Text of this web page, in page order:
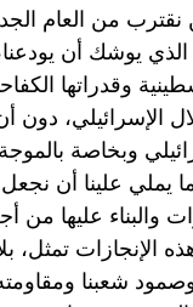
من العام
الذي يوشك أن
وقدراتها
الإسرائيلي،
وبخاصة
يملي علينا أن
والبناء عليها
الإنجازات
شعبنا